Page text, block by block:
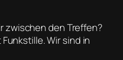
zwischen den Treffen?
Wir sind in